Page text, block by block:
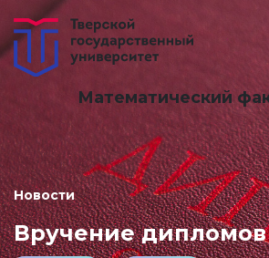
Математический
Новости
Вручение дипломов